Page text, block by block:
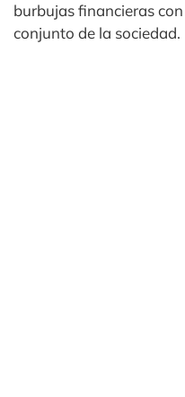
burbujas financieras
conjunto de la sociedad.